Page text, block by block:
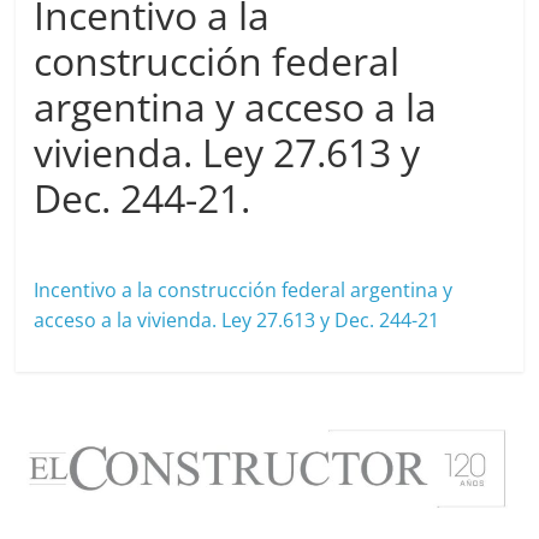
Incentivo a la
construcción federal
argentina y acceso a la
vivienda. Ley 27.613 y
Dec. 244-21.
Incentivo a la construcción federal argentina y
acceso a la vivienda. Ley 27.613 y Dec. 244-21